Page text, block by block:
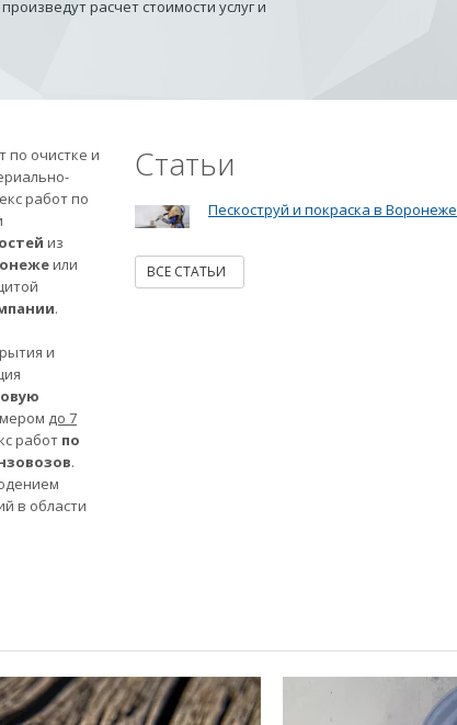
расчет стоимости услуг и
очистке и
работ по
из
или
.
и
до 7
работ по
.
в области
Статьи
Пескоструй и покраска в Воронеже
ВСЕ СТАТЬИ